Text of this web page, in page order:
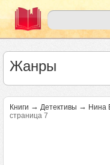
Жанры
Книги → Детективы → Нина
страница 7